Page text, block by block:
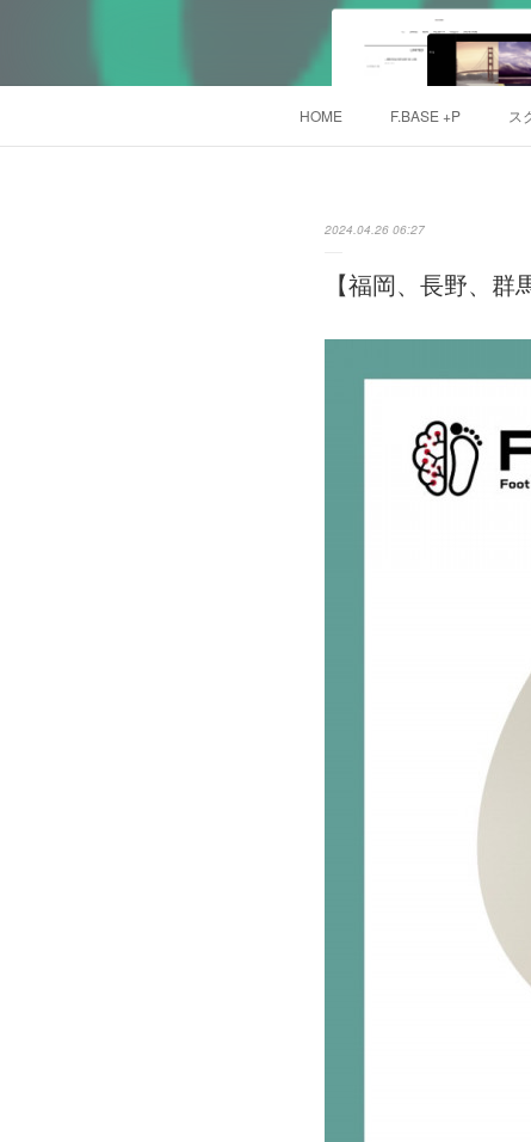
HOME F.BASE +P ス
2024.04.26 06:27
【福岡、長野、